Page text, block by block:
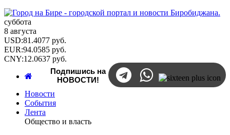
суббота
8 августа
USD:81.4077 руб.
EUR:94.0585 руб.
CNY:12.0637 руб.
Подпишись на
НОВОСТИ!
Новости
События
Лента
Общество и власть